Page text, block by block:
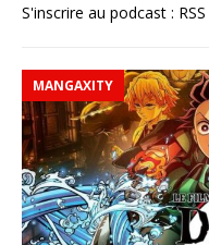
S'inscrire au podcast : RSS
MANGAXITY